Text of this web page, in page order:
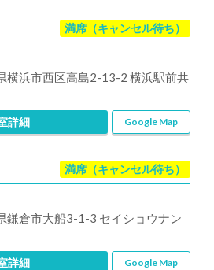
満席（キャンセル待ち）
横浜市西区高島2-13-2 横浜駅前共
詳細 Google Map
満席（キャンセル待ち）
倉市大船3-1-3 セイショウナン
詳細 Google Map